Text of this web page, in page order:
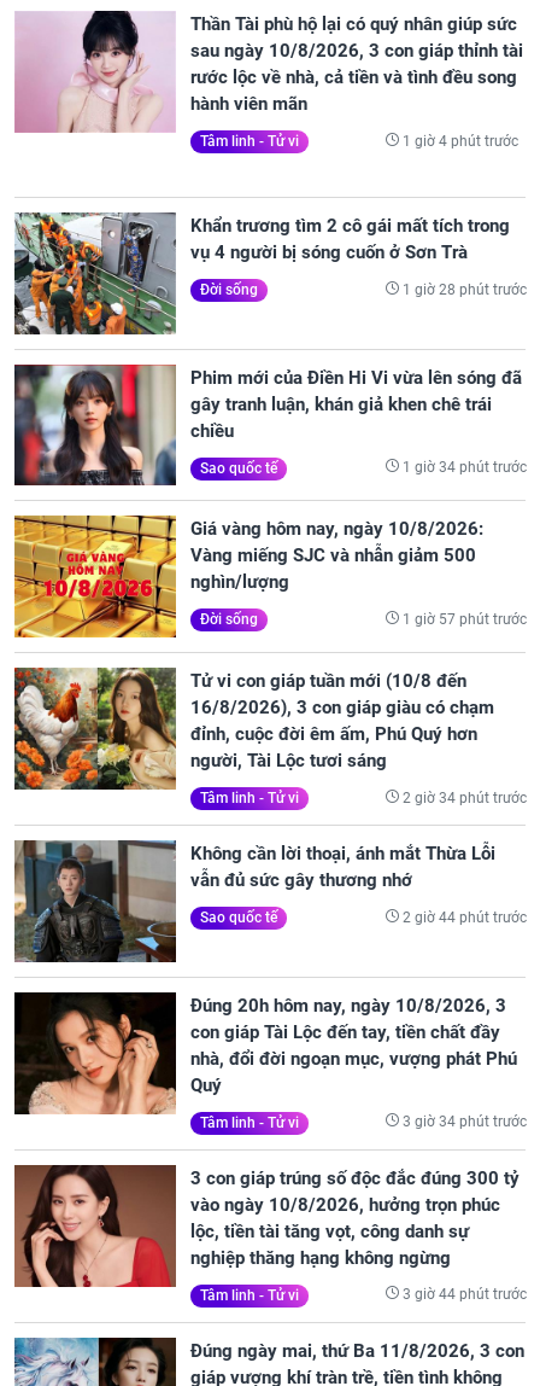
Thần Tài phù hộ lại có quý nhân giúp sức
sau ngày 10/8/2026, 3 con giáp thỉnh tài
rước lộc về nhà, cả tiền và tình đều song
hành viên mãn
Tâm linh - Tử vi 1 giờ 4 phút trước
Khẩn trương tìm 2 cô gái mất tích trong
vụ 4 người bị sóng cuốn ở Sơn Trà
Đời sống 1 giờ 28 phút trước
Phim mới của Điền Hi Vi vừa lên sóng đã
gây tranh luận, khán giả khen chê trái
chiều
Sao quốc tế 1 giờ 34 phút trước
Giá vàng hôm nay, ngày 10/8/2026:
Vàng miếng SJC và nhẫn giảm 500
nghìn/lượng
Đời sống 1 giờ 57 phút trước
Tử vi con giáp tuần mới (10/8 đến
16/8/2026), 3 con giáp giàu có chạm
đỉnh, cuộc đời êm ấm, Phú Quý hơn
người, Tài Lộc tươi sáng
Tâm linh - Tử vi 2 giờ 34 phút trước
Không cần lời thoại, ánh mắt Thừa Lỗi
vẫn đủ sức gây thương nhớ
Sao quốc tế 2 giờ 44 phút trước
Đúng 20h hôm nay, ngày 10/8/2026, 3
con giáp Tài Lộc đến tay, tiền chất đầy
nhà, đổi đời ngoạn mục, vượng phát Phú
Quý
Tâm linh - Tử vi 3 giờ 34 phút trước
3 con giáp trúng số độc đắc đúng 300 tỷ
vào ngày 10/8/2026, hưởng trọn phúc
lộc, tiền tài tăng vọt, công danh sự
nghiệp thăng hạng không ngừng
Tâm linh - Tử vi 3 giờ 44 phút trước
Đúng ngày mai, thứ Ba 11/8/2026, 3 con
giáp vượng khí tràn trề, tiền tình không